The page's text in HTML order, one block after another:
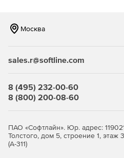
Москва
sales.r@softline.com
8 (495) 232-00-60
8 (800) 200-08-60
ПАО «Софтлайн». Юр. адрес:
Толстого, дом 5, строение 1,
(А-311)